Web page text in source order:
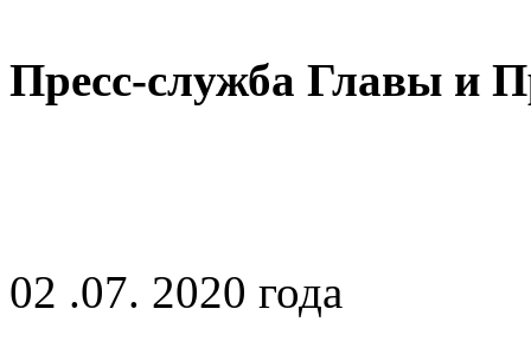
Пресс-служба Главы и
02 .07. 2020 года